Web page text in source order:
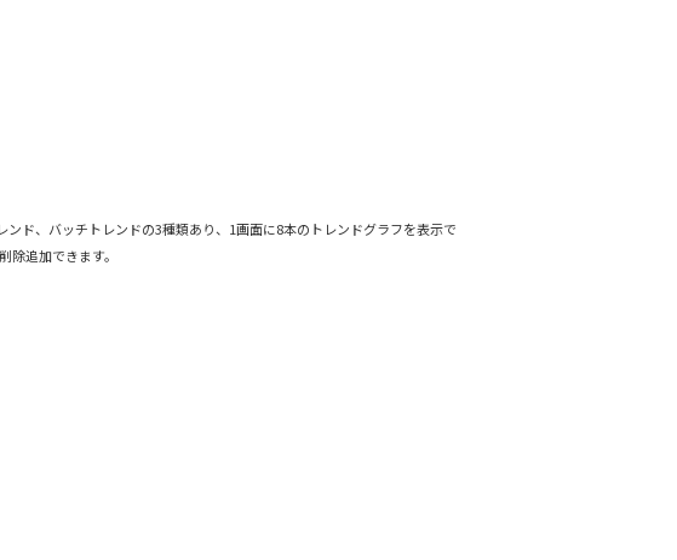
ド、バッチトレンドの3種類あり、1画面に8本のトレンドグラフを表示で
追加できます。